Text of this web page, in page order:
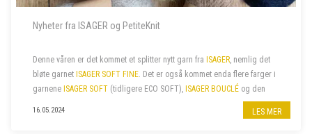
Nyheter fra ISAGER og PetiteKnit
Denne våren er det kommet et splitter nytt garn fra ISAGER, nemlig det
bløte garnet ISAGER SOFT FINE. Det er også kommet enda flere farger i
garnene ISAGER SOFT (tidligere ECO SOFT), ISAGER BOUCLÉ og den
. I tillegg har vi nylig fått...
16.05.2024 LES MER